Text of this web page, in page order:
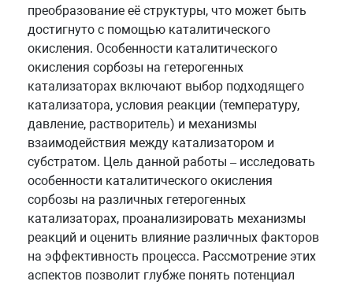
преобразование её структуры, что может быть
достигнуто с помощью каталитического
окисления. Особенности каталитического
окисления сорбозы на гетерогенных
катализаторах включают выбор подходящего
катализатора, условия реакции (температуру,
давление, растворитель) и механизмы
взаимодействия между катализатором и
субстратом. Цель данной работы – исследовать
особенности каталитического окисления
сорбозы на различных гетерогенных
катализаторах, проанализировать механизмы
реакций и оценить влияние различных факторов
на эффективность процесса. Рассмотрение этих
аспектов позволит глубже понять потенциал